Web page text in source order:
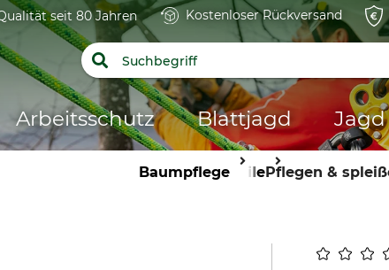
seit 80 Jahren Kostenloser Rückversand
Arbeitsschutz Blattjagd Jagd
Baumpflege SeilePflegen &